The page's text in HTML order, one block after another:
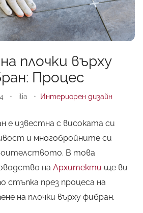
плочки върху
Процес
• ilia • Интериорен дизайн
е известна с високата си
и многобройните си
В това
на Архитекти ще ви
стъпка през процеса на
на плочки върху фибран.